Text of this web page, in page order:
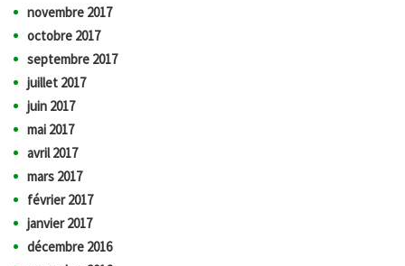
novembre 2017
octobre 2017
septembre 2017
juillet 2017
juin 2017
mai 2017
avril 2017
mars 2017
février 2017
janvier 2017
décembre 2016